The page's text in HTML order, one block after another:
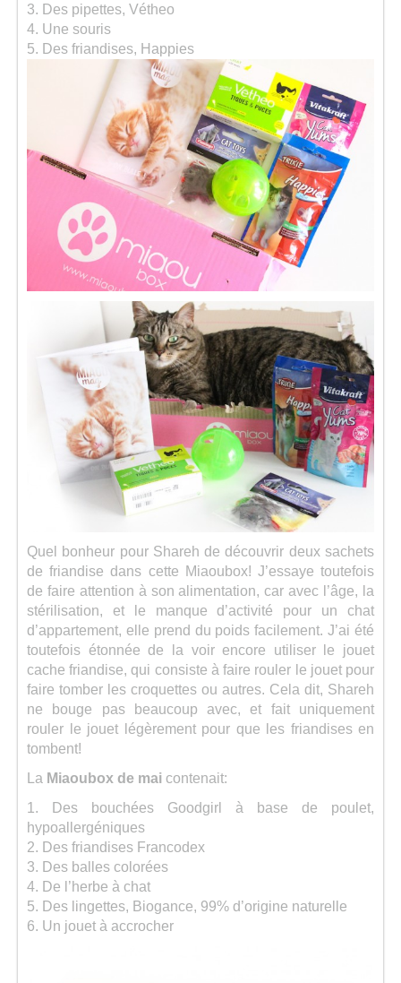
3. Des pipettes, Vétheo
4. Une souris
5. Des friandises, Happies
Quel bonheur pour Shareh de découvrir deux sachets
de friandise dans cette Miaoubox! J’essaye toutefois
de faire attention à son alimentation, car avec l’âge, la
stérilisation, et le manque d’activité pour un chat
d’appartement, elle prend du poids facilement. J’ai été
toutefois étonnée de la voir encore utiliser le jouet
cache friandise, qui consiste à faire rouler le jouet pour
faire tomber les croquettes ou autres. Cela dit, Shareh
ne bouge pas beaucoup avec, et fait uniquement
rouler le jouet légèrement pour que les friandises en
tombent!
La Miaoubox de mai contenait:
1. Des bouchées Goodgirl à base de poulet,
hypoallergéniques
2. Des friandises Francodex
3. Des balles colorées
4. De l’herbe à chat
5. Des lingettes, Biogance, 99% d’origine naturelle
6. Un jouet à accrocher